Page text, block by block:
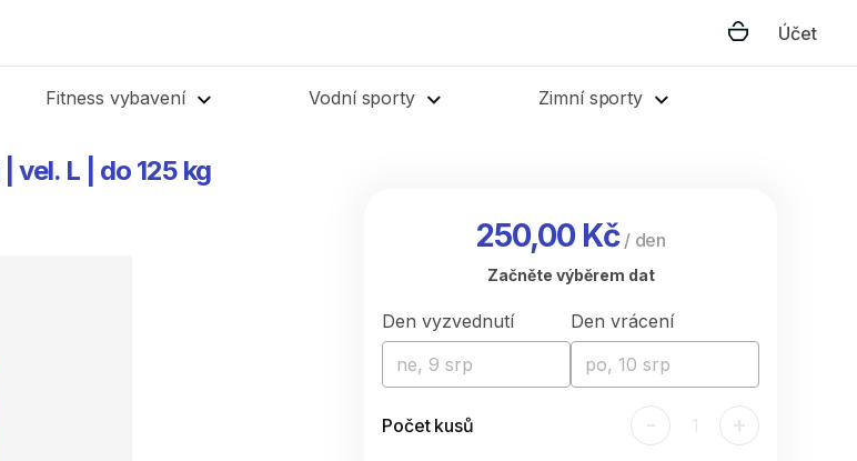
Účet
Fitness vybavení Vodní sporty Zimní sporty
vel. L do 125 kg
250,00 Kč/ den
Začněte výběrem dat
Den vyzvednutí
ne, 9 srp
Den vrácení
po, 10 srp
Počet kusů - 1 +